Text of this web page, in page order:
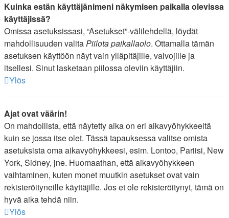
Kuinka estän käyttäjänimeni näkymisen paikalla olevissa
käyttäjissä?
Omissa asetuksissasi, “Asetukset”-välilehdellä, löydät
mahdollisuuden valitaPiilota paikallaolo. Ottamalla tämän
asetuksen käyttöön näyt vain ylläpitäjille, valvojille ja
itsellesi. Sinut lasketaan piilossa oleviin käyttäjiin.
Ylös
Ajat ovat väärin!
On mahdollista, että näytetty aika on eri aikavyöhykkeeltä
kuin se jossa itse olet. Tässä tapauksessa valitse omista
asetuksista oma aikavyöhykkeesi, esim. Lontoo, Pariisi, New
York, Sidney, jne. Huomaathan, että aikavyöhykkeen
vaihtaminen, kuten monet muutkin asetukset ovat vain
rekisteröityneille käyttäjille. Jos et ole rekisteröitynyt, tämä on
hyvä aika tehdä niin.
Ylös